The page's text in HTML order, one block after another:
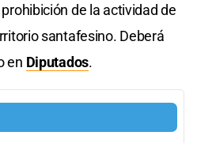
de la actividad de
santafesino. Deberá
en Diputados.